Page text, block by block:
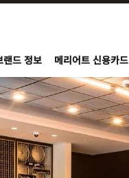
랜드 정보 메리어트 신용카드